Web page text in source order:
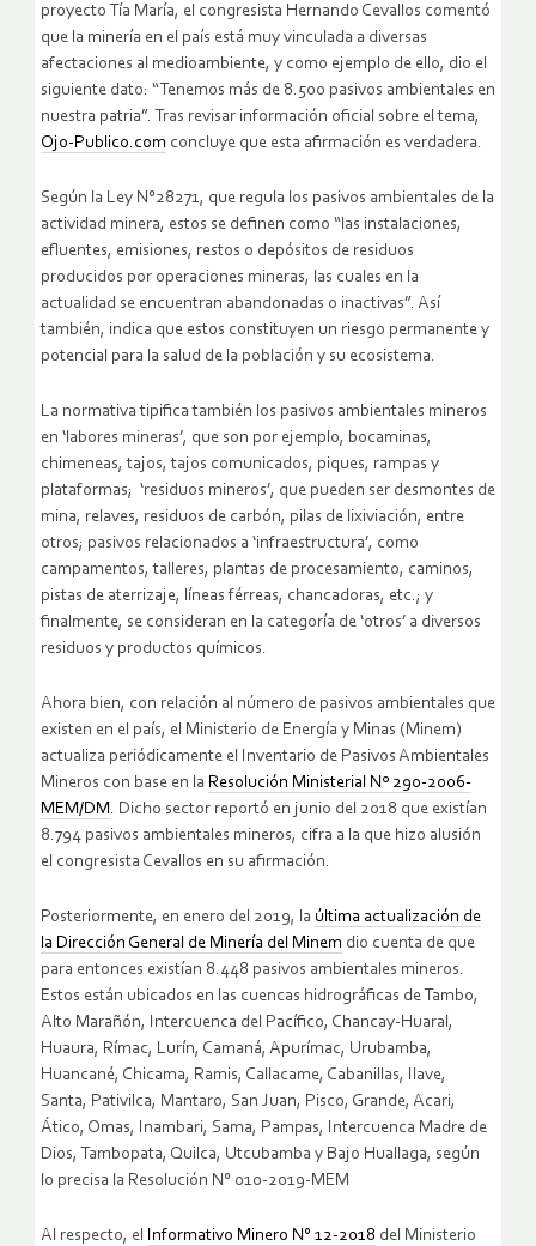
proyecto Tía María, el congresista Hernando Cevallos comentó
que la minería en el país está muy vinculada a diversas
afectaciones al medioambiente, y como ejemplo de ello, dio el
siguiente dato: “Tenemos más de 8.500 pasivos ambientales en
nuestra patria”. Tras revisar información oficial sobre el tema,
Ojo-Publico.com concluye que esta afirmación es verdadera.
Según la Ley N°28271, que regula los pasivos ambientales de la
actividad minera, estos se definen como “las instalaciones,
efluentes, emisiones, restos o depósitos de residuos
producidos por operaciones mineras, las cuales en la
actualidad se encuentran abandonadas o inactivas”. Así
también, indica que estos constituyen un riesgo permanente y
potencial para la salud de la población y su ecosistema.
La normativa tipifica también los pasivos ambientales mineros
en ‘labores mineras’, que son por ejemplo, bocaminas,
chimeneas, tajos, tajos comunicados, piques, rampas y
plataformas; ‘residuos mineros’, que pueden ser desmontes de
mina, relaves, residuos de carbón, pilas de lixiviación, entre
otros; pasivos relacionados a ‘infraestructura’, como
campamentos, talleres, plantas de procesamiento, caminos,
pistas de aterrizaje, líneas férreas, chancadoras, etc.; y
finalmente, se consideran en la categoría de ‘otros’ a diversos
residuos y productos químicos.
Ahora bien, con relación al número de pasivos ambientales que
existen en el país, el Ministerio de Energía y Minas (Minem)
actualiza periódicamente el Inventario de Pasivos Ambientales
Mineros con base en la Resolución Ministerial Nº 290-2006-
MEM/DM . Dicho sector reportó en junio del 2018 que existían
8.794 pasivos ambientales mineros, cifra a la que hizo alusión
el congresista Cevallos en su afirmación.
Posteriormente, en enero del 2019, la última actualización de
la Dirección General de Minería del Minem dio cuenta de que
para entonces existían 8.448 pasivos ambientales mineros.
Estos están ubicados en las cuencas hidrográficas de Tambo,
Alto Marañón, Intercuenca del Pacífico, Chancay-Huaral,
Huaura, Rímac, Lurín, Camaná, Apurímac, Urubamba,
Huancané, Chicama, Ramis, Callacame, Cabanillas, Ilave,
Santa, Pativilca, Mantaro, San Juan, Pisco, Grande, Acari,
Ático, Omas, Inambari, Sama, Pampas, Intercuenca Madre de
Dios, Tambopata, Quilca, Utcubamba y Bajo Huallaga, según
lo precisa la Resolución N° 010-2019-MEM
Al respecto, el Informativo Minero N° 12-2018 del Ministerio